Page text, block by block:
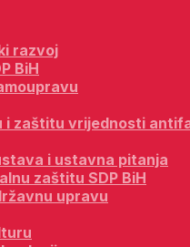
razvoj
BiH
i zaštitu vrijednosti
i ustavna pitanja
zaštitu SDP BiH
upravu